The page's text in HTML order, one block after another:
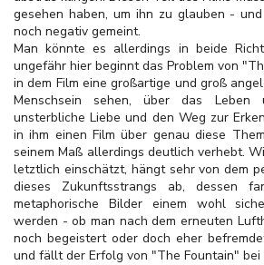
gesehen haben, um ihn zu glauben -
noch negativ gemeint.
Man könnte es allerdings in beide
ungefähr hier beginnt das Problem von
in dem Film eine großartige und groß
Menschsein sehen, über das
unsterbliche Liebe und den Weg zur
in ihm einen Film über genau diese
seinem Maß allerdings deutlich verhebt.
letztlich einschätzt, hängt sehr von dem
dieses Zukunftsstrangs ab, dessen
metaphorische Bilder einem wohl
werden - ob man nach dem erneuten
noch begeistert oder doch eher
und fällt der Erfolg von "The Fountain" bei